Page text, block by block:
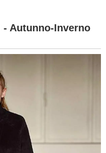
- Autunno-Inverno